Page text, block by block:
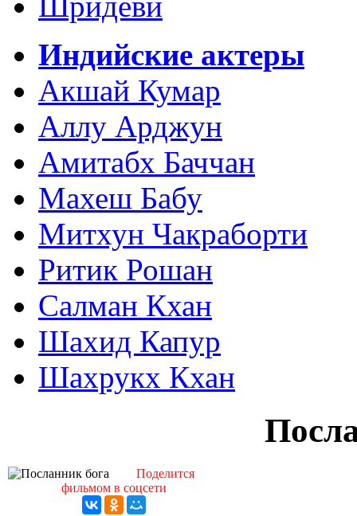
Индийские актеры
Акшай Кумар
Аллу Арджун
Амитабх Баччан
Махеш Бабу
Митхун Чакраборти
Ритик Рошан
Салман Кхан
Шахид Капур
Шахрукх Кхан
Поделится
фильмом в соцсети